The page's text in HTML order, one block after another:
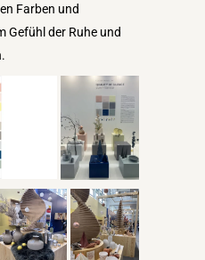
Farben und
Gefühl der Ruhe und